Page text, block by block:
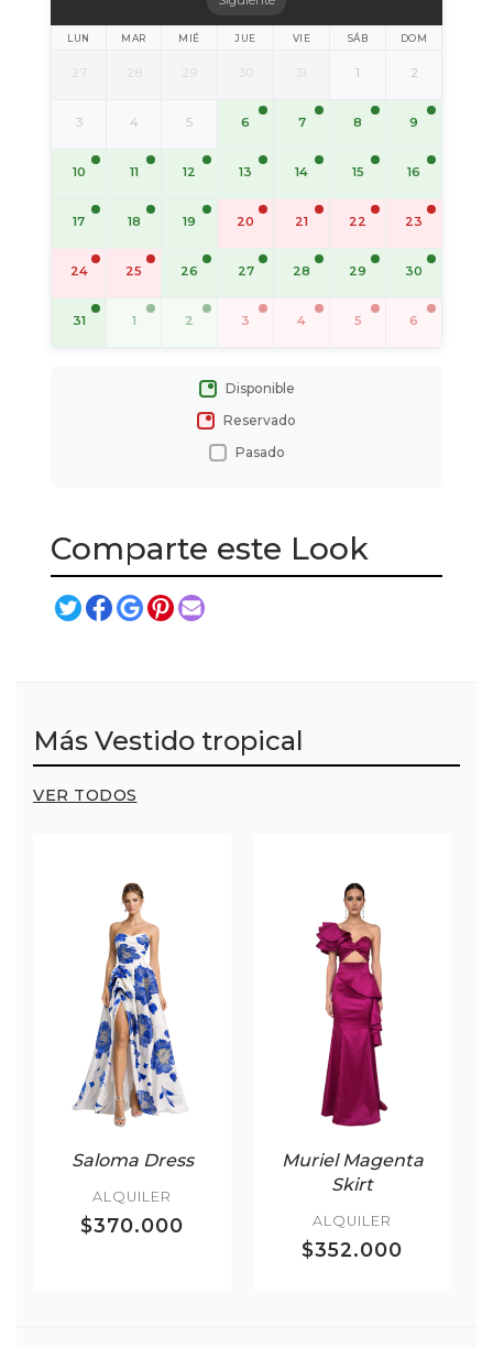
LUN MAR MIÉ JUE VIE SÁB DOM
27 28 29 30 31 1 2
3 4 5 6 7 8 9
10 11 12 13 14 15 16
17 18 19 20 21 22 23
24 25 26 27 28 29 30
31 1 2 3 4 5 6
Disponible
Reservado
Pasado
Comparte este Look
Más Vestido tropical
VER TODOS
Saloma Dress
ALQUILER
$370.000
Muriel Magenta
Skirt
ALQUILER
$352.000